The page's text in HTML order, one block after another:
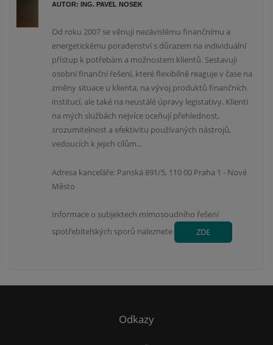
AUTOR: ING. PAVEL NOSEK
Od roku 2007 se věnuji nezávislému finančnímu a
energetickému poradenství s důrazem na individuální
přístup k potřebám a možnostem klientů. Sestavuji
osobní finanční řešení, které flexibilně reaguje v čase na
změny situace u klienta, na vývoj produktů finančních
institucí, ale také na neustálé úpravy legistativy. Klienti
na mých službách nejvíce oceňují přehlednost,
srozumitelnost a efektivitu používaných nástrojů,
vedoucích k jejich cílům...
Adresa kanceláře: Panská 891/5, 110 00 Praha 1 - Nové
Město
Informace o subjektech mimosoudního řešení
spotřebitelských sporů naleznete
ZDE
Odkazy